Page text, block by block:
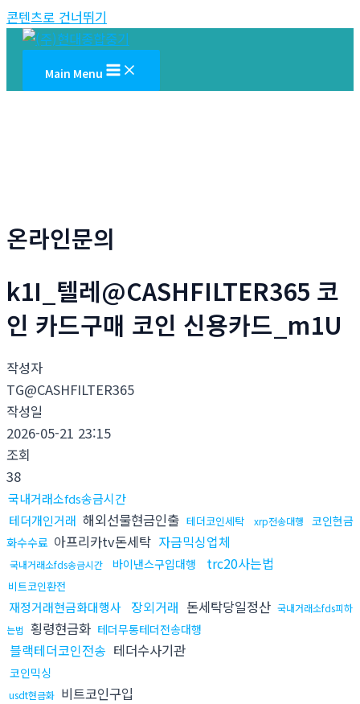
콘텐츠로 건너뛰기
Main Menu
온라인문의
k1I_텔레@CASHFILTER365 코
인 카드구매 코인 신용카드_m1U
작성자
TG@CASHFILTER365
작성일
2026-05-21 23:15
조회
38
국내거래소fds송금시간
테더개인거래 해외선물현금인출 테더코인세탁 xrp전송대행
코인현금
화수수료 아프리카tv돈세탁 자금믹싱업체
국내거래소fds송금시간 바이낸스구입대행 trc20사는법
비트코인환전
재정거래현금화대행사 장외거래 돈세탁당일정산 국내거래소fds피하
는법 횡령현금화 테더무통테더전송대행
블랙테더코인전송 테더수사기관
코인믹싱
usdt현금화 비트코인구입